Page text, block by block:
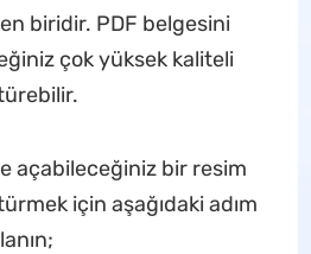
biridir. PDF belgesini
çok yüksek kaliteli
açabileceğiniz bir resim
için aşağıdaki adım